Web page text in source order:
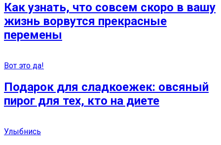
Как узнать, что совсем скоро в вашу
жизнь ворвутся прекрасные
перемены
Вот это да!
Подарок для сладкоежек: овсяный
пирог для тех, кто на диете
Улыбнись